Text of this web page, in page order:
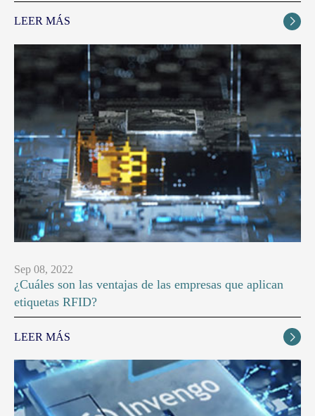
LEER MÁS 
Sep 08, 2022
¿Cuáles son las ventajas de las empresas que aplican
etiquetas RFID?
LEER MÁS 